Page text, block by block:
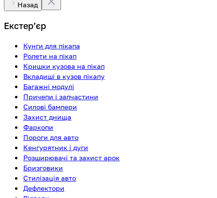
Назад
Екстерʼєр
Кунги для пікапа
Ролети на пікап
Кришки кузова на пікап
Вкладиші в кузов пікапу
Багажні модулі
Причепи і запчастини
Силові бампери
Захист днища
Фаркопи
Пороги для авто
Кенгурятник і дуги
Розширювачі та захист арок
Бризговики
Стилізація авто
Дефлектори